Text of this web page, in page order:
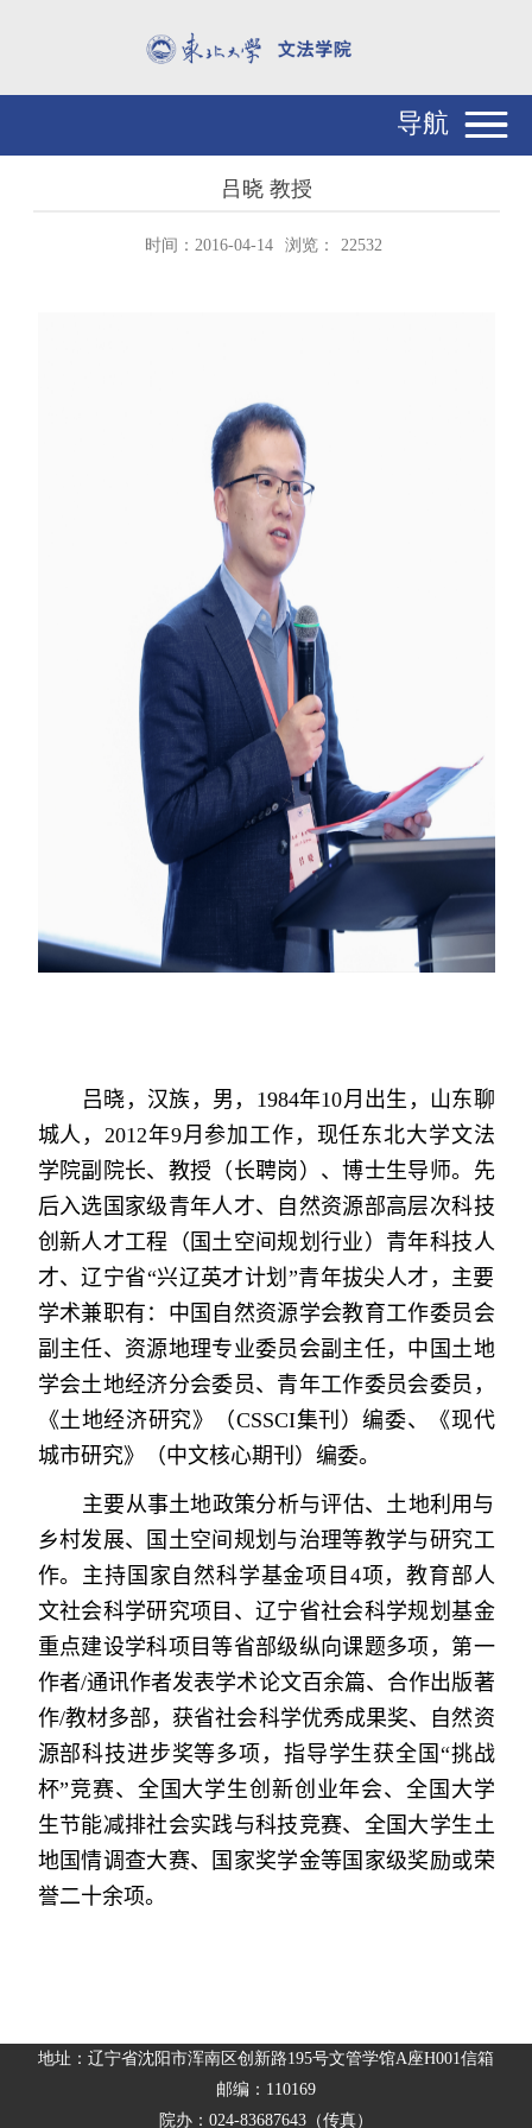
导航
吕晓 教授
时间：2016-04-14 浏览： 22532
吕晓，汉族，男， 1984年10月出生，山东聊
城人， 2012年9月 参加工作，现任东北大学文法
学院副院长、教授（长聘岗）、博士生导师。先
后入选国家级青年人才、自然资源部高层次科技
创新人才工程（国土空间规划行业）青年科技人
才、辽宁省“兴辽英才计划”青年拔尖人才，主要
学术兼职有：中国自然资源学会教育工作委员会
副主任、资源地理专业委员会副主任，中国土地
学会土地经济分会委员、青年工作委员会委员，
《土地经济研究》（CSSCI集刊）编委、《现代
城市研究》（中文核心期刊）编委。
主要从事土地政策分析与评估、土地利用与
乡村发展、国土空间规划与治理等教学与研究工
作。主持国家自然科学基金项目 4项，教育部人
文社会科学研究项目、辽宁省社会科学规划基金
重点建设学科项目等省部级纵向课题多项，第一
作者/通讯作者发表学术论文百余篇、合作出版著
作/教材多部，获省社会科学优秀成果奖、
自然资
源部科技进步奖等多项，指导学生获全国“挑战
杯”竞赛、全国大学生创新创业年会、全国大学
生节能减排社会实践与科技竞赛、全国大学生土
地国情调查大赛、国家奖学金等国家级奖励或荣
誉二十余项。
地址：辽宁省沈阳市浑南区创新路195号文管学馆A座H001信箱
邮编：110169
院办：024-83687643（传真）